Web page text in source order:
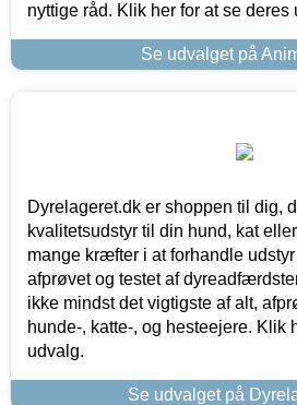
nyttige råd. Klik her for at se deres
Se udvalget på
Dyrelageret.dk er shoppen til dig,
kvalitetsudstyr til din hund, kat
mange kræfter i at forhandle
afprøvet og testet af
ikke mindst det vigtigste af alt,
hunde-, katte-, og hesteejere. Klik
udvalg.
Se udvalget på